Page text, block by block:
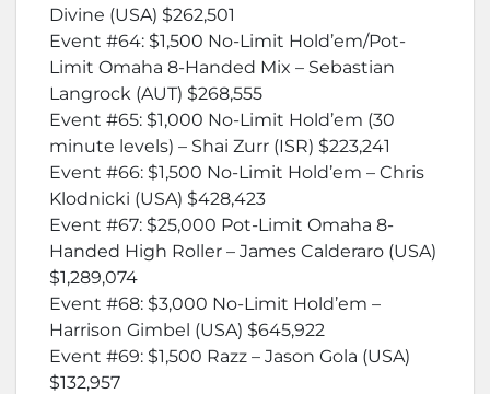
Divine (USA) $262,501
Event #64: $1,500 No-Limit Hold’em/Pot-
Limit Omaha 8-Handed Mix – Sebastian
Langrock (AUT) $268,555
Event #65: $1,000 No-Limit Hold’em (30
minute levels) – Shai Zurr (ISR) $223,241
Event #66: $1,500 No-Limit Hold’em – Chris
Klodnicki (USA) $428,423
Event #67: $25,000 Pot-Limit Omaha 8-
Handed High Roller – James Calderaro (USA)
$1,289,074
Event #68: $3,000 No-Limit Hold’em –
Harrison Gimbel (USA) $645,922
Event #69: $1,500 Razz – Jason Gola (USA)
$132,957